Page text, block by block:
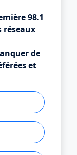
98.1
réseaux
de
et